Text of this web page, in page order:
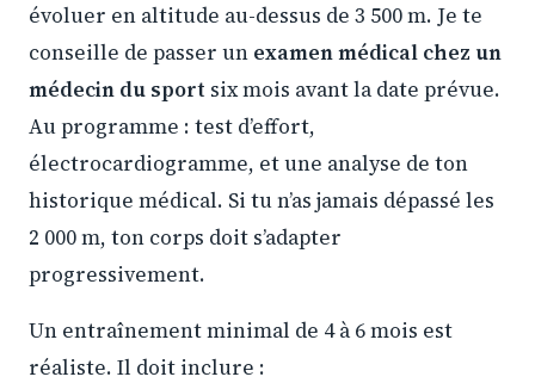
évoluer en altitude au-dessus de 3 500 m. Je te
conseille de passer un examen médical chez un
médecin du sport six mois avant la date prévue.
Au programme : test d’effort,
électrocardiogramme, et une analyse de ton
historique médical. Si tu n’as jamais dépassé les
2 000 m, ton corps doit s’adapter
progressivement.
Un entraînement minimal de 4 à 6 mois est
réaliste. Il doit inclure :